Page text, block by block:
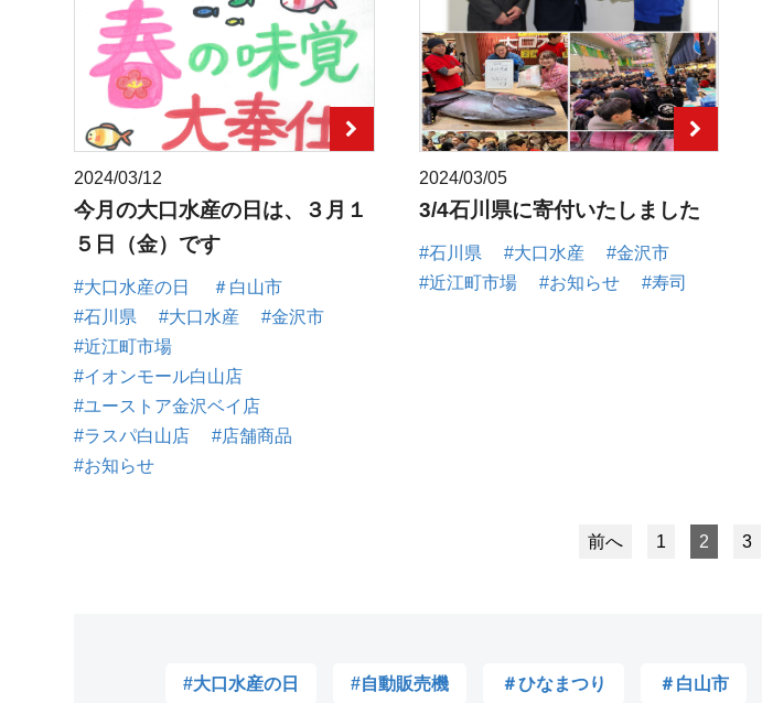
2024/03/12
今月の大口水産の日は、３月１
５日（金）です
#大口水産の日
＃白山市
#石川県
#大口水産
#金沢市
#近江町市場
#イオンモール白山店
#ユーストア金沢ベイ店
#ラスパ白山店
#店舗商品
#お知らせ
2024/03/05
3/4石川県に寄付いたしました
#石川県 #大口水産
#金沢市
#近江町市場
#お知らせ #寿司
前へ 1 2 3
#大口水産の日 #自動販売機 ＃ひなまつり ＃白山市